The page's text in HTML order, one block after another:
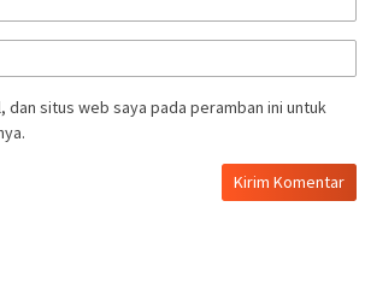
dan situs web saya pada peramban ini untuk